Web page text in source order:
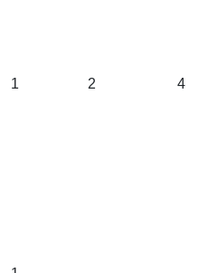
1 2 4